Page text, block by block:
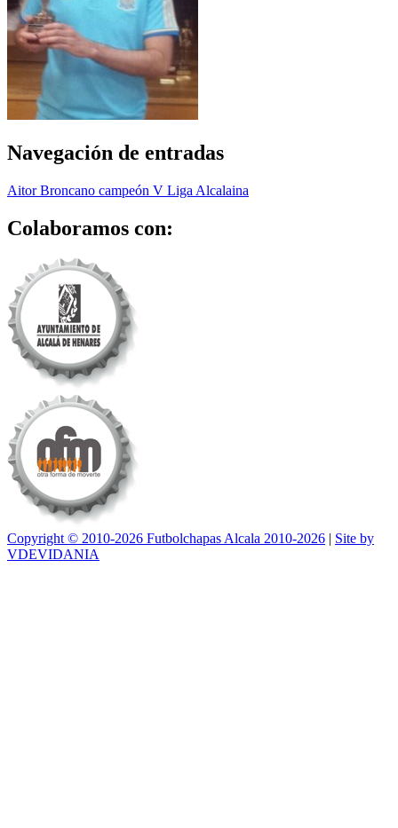
Navegación de entradas
Aitor Broncano campeón V Liga Alcalaina
Colaboramos con:
Copyright © 2010-2026 Futbolchapas Alcala 2010-2026 | Site by
VDEVIDANIA